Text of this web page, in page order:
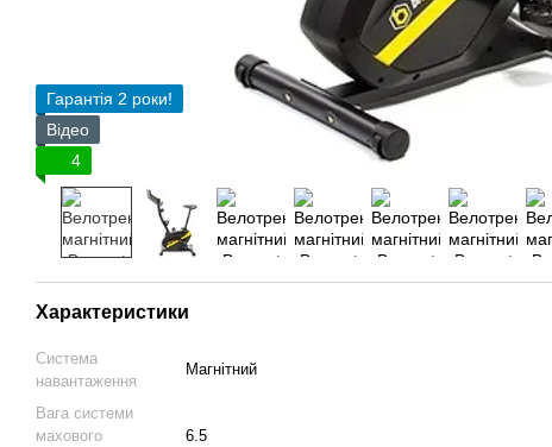
Гарантія 2 роки!
Відео
4
Характеристики
Система
навантаження
Магнітний
Вага системи
махового
6.5